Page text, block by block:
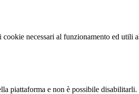
necessari al funzionamento ed utili
piattaforma e non è possibile disabilitarli.